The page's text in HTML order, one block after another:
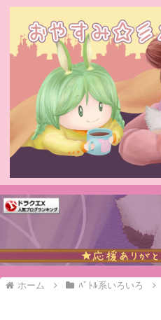
ホーム ﾊﾞﾄﾙ系いろいろ